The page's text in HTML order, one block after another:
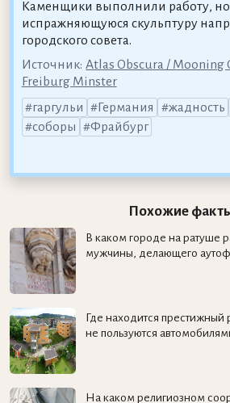
Каменщики выполнили работу, но
испражняющуюся скульптуру
городского совета.
Источник: Atlas Obscura / Mooning
Freiburg Minster
гаргульи
Германия жадность
соборы
Фрайбург
Похожие
В каком городе на ратуше
мужчины, делающего
Где находится престижный
не пользуются
На каком религиозном